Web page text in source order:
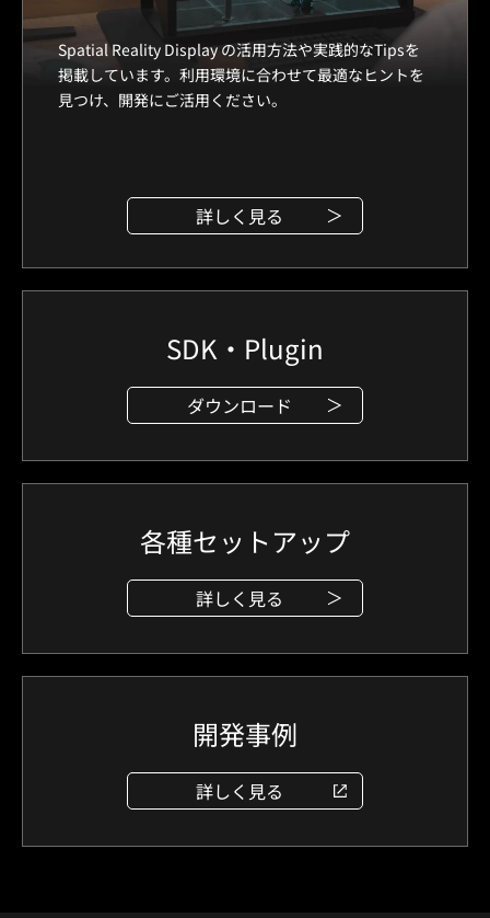
Spatial Reality Display の活用方法や実践的なTipsを
掲載しています。利用環境に合わせて最適なヒントを
見つけ、開発にご活用ください。
詳しく見る
SDK・Plugin
ダウンロード
各種セットアップ
詳しく見る
開発事例
詳しく見る